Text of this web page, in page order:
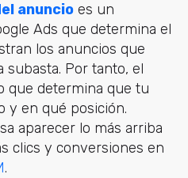
anuncioes un
Ads que determina el
los anuncios que
Por tanto, el
que determina que tu
y en qué posición.
aparecer lo más arriba
clics y conversiones en
.